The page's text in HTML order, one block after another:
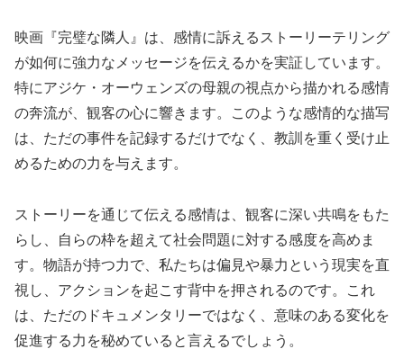
映画『完璧な隣人』は、感情に訴えるストーリーテリング
が如何に強力なメッセージを伝えるかを実証しています。
特にアジケ・オーウェンズの母親の視点から描かれる感情
の奔流が、観客の心に響きます。このような感情的な描写
は、ただの事件を記録するだけでなく、教訓を重く受け止
めるための力を与えます。
ストーリーを通じて伝える感情は、観客に深い共鳴をもた
らし、自らの枠を超えて社会問題に対する感度を高めま
す。物語が持つ力で、私たちは偏見や暴力という現実を直
視し、アクションを起こす背中を押されるのです。これ
は、ただのドキュメンタリーではなく、意味のある変化を
促進する力を秘めていると言えるでしょう。